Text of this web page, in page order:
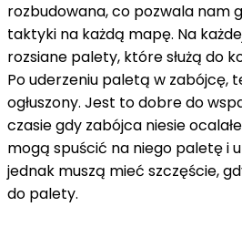
rozbudowana, co pozwala nam
taktyki na każdą mapę. Na
rozsiane palety, które służą do
Po uderzeniu paletą w zabójcę,
ogłuszony. Jest to dobre do
czasie gdy zabójca niesie
mogą spuścić na niego paletę i
jednak muszą mieć szczęście,
do palety.